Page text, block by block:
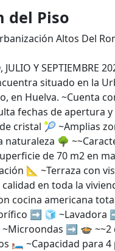
del Piso
Altos Del
JULIO Y SEPTIEMBRE
situado en la
en Huelva. ~Cuenta
fechas de apertura y
cristal 🎾 ~Amplias
naturaleza 🌳
de 70 m2 en
📐 ~Terraza con
en toda la
cocina americana
➡️ 🧊 ~Lavadora
➡️ 🍲 ~~2
~Capacidad para 4